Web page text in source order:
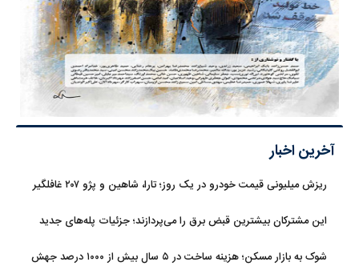
آخرین اخبار
ریزش میلیونی قیمت خودرو در یک روز؛ تارا، شاهین و پژو ۲۰۷ غافلگیر
این مشترکان بیشترین قبض برق را می‌پردازند؛ جزئیات پله‌های جدید
شوک به بازار مسکن؛ هزینه ساخت در ۵ سال بیش از ۱۰۰۰ درصد جهش